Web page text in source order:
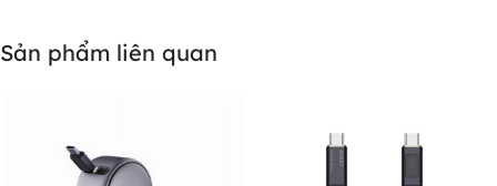
Sản phẩm liên quan